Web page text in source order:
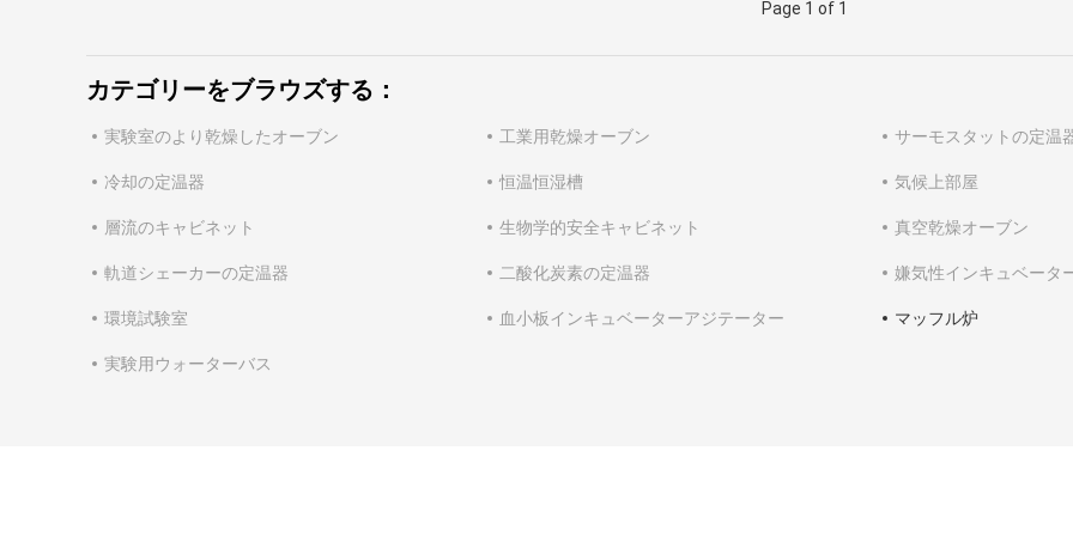
Page 1 of 1
カテゴリーをブラウズする：
実験室のより乾燥したオーブン 工業用乾燥オーブン サーモスタットの定温
冷却の定温器 恒温恒湿槽 気候上部屋
層流のキャビネット 生物学的安全キャビネット 真空乾燥オーブン
軌道シェーカーの定温器 二酸化炭素の定温器 嫌気性インキュベータ
環境試験室 血小板インキュベーターアジテーター マッフル炉
実験用ウォーターバス